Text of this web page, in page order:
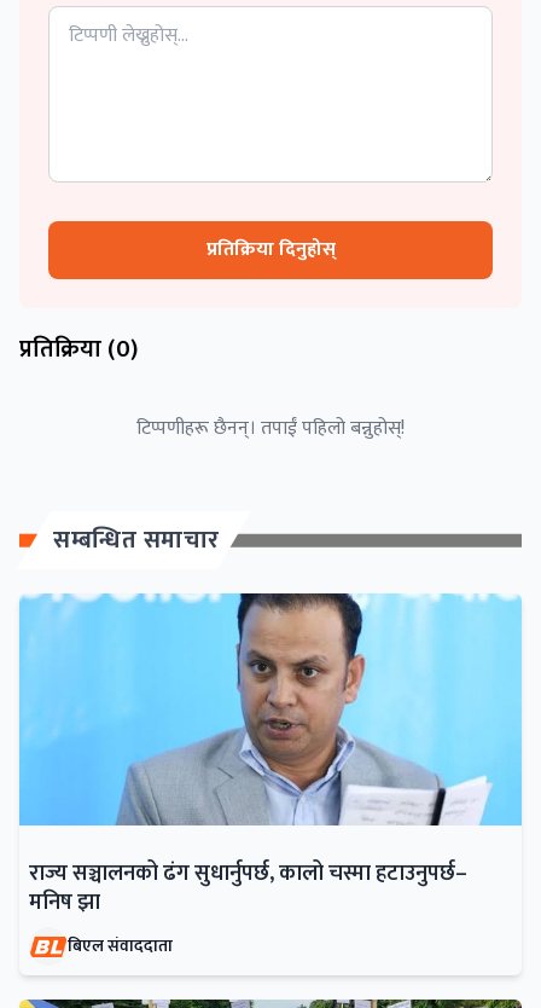
प्रतिक्रिया दिनुहोस्
प्रतिक्रिया (0)
टिप्पणीहरू छैनन्। तपाईं पहिलो बन्नुहोस्!
सम्बन्धित समाचार
राज्य सञ्चालनको ढंग सुधार्नुपर्छ, कालो चस्मा हटाउनुपर्छ–
मनिष झा
बिएल संवाददाता